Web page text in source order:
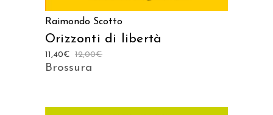
Raimondo Scotto
Orizzonti di libertà
12,00€
11,40€
Brossura